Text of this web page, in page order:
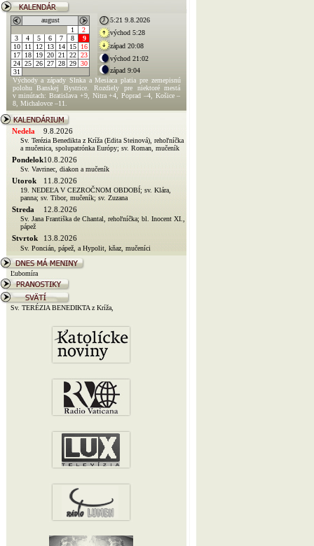
august
1
2
3
4 5 6 7 8
9
10
11 12 13 14 15
16
17
18 19 20 21 22 23
24 25 26 27 28 29 30
31
5:21 9.8.2026
východ 5:28
západ 20:08
východ 21:02
západ 9:04
Východy a západy Slnka a Mesiaca platia pre zemepisnú
polohu Banskej Bystrice. Rozdiely pre niektoré mestá
v minútach: Bratislava +9, Nitra +4, Poprad –4, Košice –
8, Michalovce –11.
Nedela 9.8.2026
Sv. Terézia Benedikta z Kríža (Edita Steinová), rehoľníčka
a mučenica, spolupatrónka Európy; sv. Roman, mučeník
Pondelok10.8.2026
Sv. Vavrinec, diakon a mučeník
Utorok 11.8.2026
19. NEDEĽA V CEZROČNOM OBDOBÍ; sv. Klára,
panna; sv. Tibor, mučeník; sv. Zuzana
Streda 12.8.2026
Sv. Jana Františka de Chantal, rehoľníčka; bl. Inocent XI.,
pápež
Stvrtok 13.8.2026
Sv. Poncián, pápež, a Hypolit, kňaz, mučeníci
Ľubomíra
Sv. TERÉZIA BENEDIKTA z Kríža,